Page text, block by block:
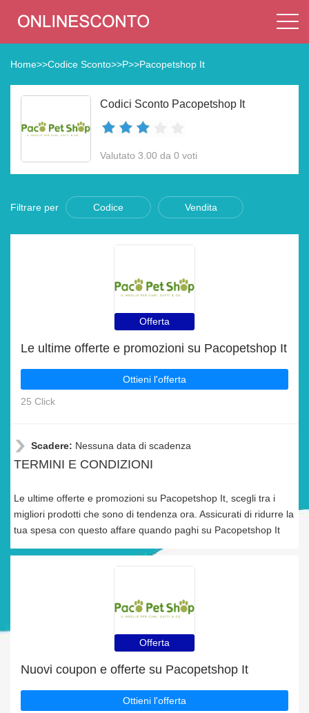
Home>>Codice Sconto>>P>>Pacopetshop It
Codici Sconto Pacopetshop It
Valutato 3.00 da 0 voti
Filtrare per Codice Vendita
Offerta
Le ultime offerte e promozioni su Pacopetshop It
Ottieni l'offerta
25 Click
Scadere: Nessuna data di scadenza
TERMINI E CONDIZIONI
Le ultime offerte e promozioni su Pacopetshop It, scegli tra i
migliori prodotti che sono di tendenza ora. Assicurati di ridurre la
tua spesa con questo affare quando paghi su Pacopetshop It
Offerta
Nuovi coupon e offerte su Pacopetshop It
Ottieni l'offerta